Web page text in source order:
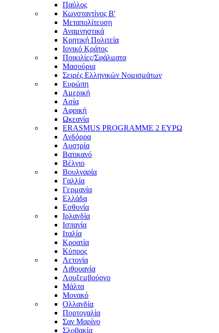
Παύλος
Κωνσταντίνος Β'
Μεταπολίτευση
Αναμνηστικά
Κρητική Πολιτεία
Ιονικό Κράτος
Ποικιλίες/Σφάλματα
Μασούρια
Σειρές Ελληνικών Νομισμάτων
Ευρώπη
Αμερική
Ασία
Αφρική
Ωκεανία
ERASMUS PROGRAMME 2 ΕΥΡΩ
Ανδόρρα
Αυστρία
Βατικανό
Βέλγιο
Βουλγαρία
Γαλλία
Γερμανία
Ελλάδα
Εσθονία
Ιρλανδία
Ισπανία
Ιταλία
Κροατία
Κύπρος
Λετονία
Λιθουανία
Λουξεμβούργο
Μάλτα
Μονακό
Ολλανδία
Πορτογαλία
Σαν Μαρίνο
Σλοβακία